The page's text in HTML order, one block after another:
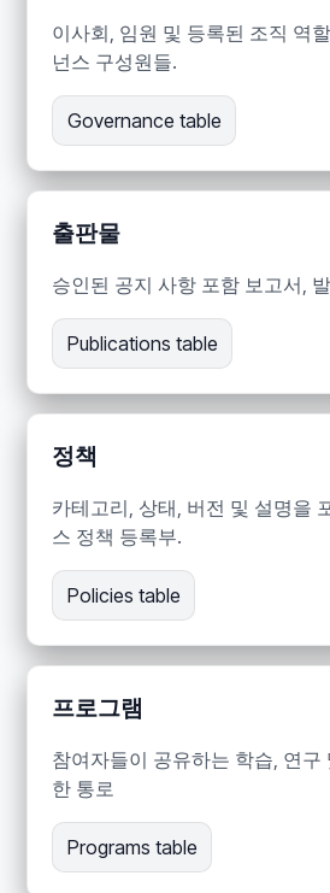
이사회, 임원 및 등록된 조직 역
넌스 구성원들.
Governance table
출판물
승인된 공지 사항 포함 보고서,
Publications table
정책
카테고리, 상태, 버전 및 설명을
스 정책 등록부.
Policies table
프로그램
참여자들이 공유하는 학습, 연구
한 통로
Programs table